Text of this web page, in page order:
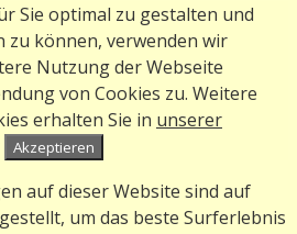
Sie optimal zu gestalten und
können, verwenden wir
Nutzung der Webseite
von Cookies zu. Weitere
erhalten Sie in unserer
Akzeptieren
auf dieser Website sind auf
um das beste Surferlebnis